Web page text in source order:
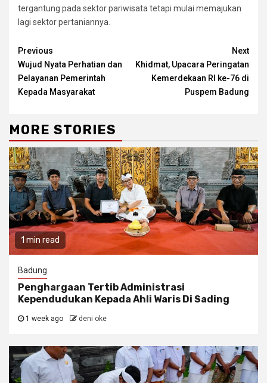
tergantung pada sektor pariwisata tetapi mulai memajukan
lagi sektor pertaniannya.
Continue
Reading
Previous
Wujud Nyata Perhatian dan
Pelayanan Pemerintah
Kepada Masyarakat
Next
Khidmat, Upacara Peringatan
Kemerdekaan RI ke-76 di
Puspem Badung
MORE STORIES
1 min read
Badung
Penghargaan Tertib Administrasi
Kependudukan Kepada Ahli Waris Di Sading
1 week ago deni oke